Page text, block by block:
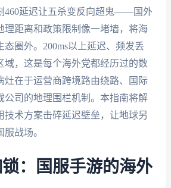
460延迟让五杀变反向超鬼——国外
理距离和政策限制像一堵墙，将海
圈外。200ms以上延迟、频发丢
域，这是每个海外党都经历过的数
灶在于运营商跨境路由绕路、国际
公司的地理围栏机制。本指南将解
技术方案击碎延迟壁垒，让地球另
战场。
：国服手游的海外